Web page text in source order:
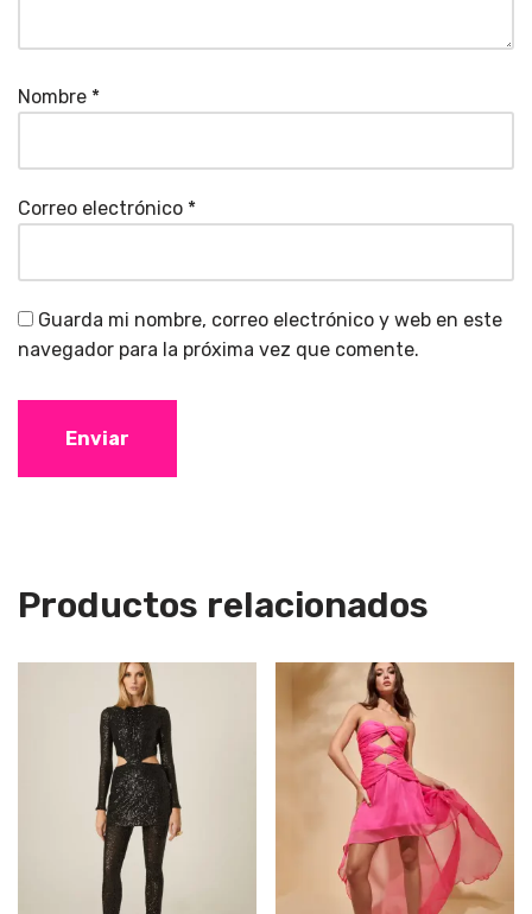
Nombre *
Correo electrónico *
Guarda mi nombre, correo electrónico y web en este
navegador para la próxima vez que comente.
Productos relacionados